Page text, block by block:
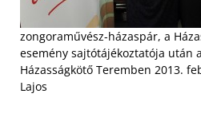
zongoraművész-házaspár, a
esemény sajtótájékoztatója után
Házasságkötő Teremben 2013.
Lajos